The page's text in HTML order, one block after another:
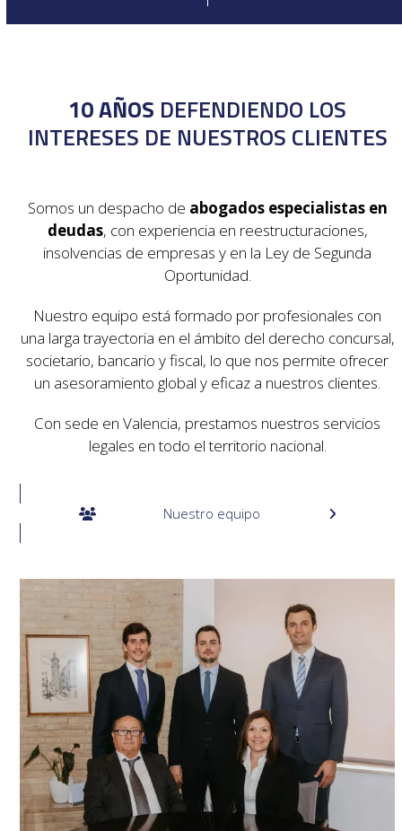
10 AÑOS DEFENDIENDO LOS
INTERESES DE NUESTROS CLIENTES
Somos un despacho de abogados especialistas en
deudas, con experiencia en reestructuraciones,
insolvencias de empresas y en la Ley de Segunda
Oportunidad.
Nuestro equipo está formado por profesionales con
una larga trayectoria en el ámbito del derecho concursal,
societario, bancario y fiscal, lo que nos permite ofrecer
un asesoramiento global y eficaz a nuestros clientes.
Con sede en Valencia, prestamos nuestros servicios
legales en todo el territorio nacional.
Nuestro equipo